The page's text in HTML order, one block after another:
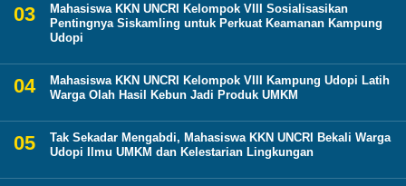
Mahasiswa KKN UNCRI Kelompok VIII Sosialisasikan
Pentingnya Siskamling untuk Perkuat Keamanan Kampung
Udopi
Mahasiswa KKN UNCRI Kelompok VIII Kampung Udopi Latih
Warga Olah Hasil Kebun Jadi Produk UMKM
Tak Sekadar Mengabdi, Mahasiswa KKN UNCRI Bekali Warga
Udopi Ilmu UMKM dan Kelestarian Lingkungan